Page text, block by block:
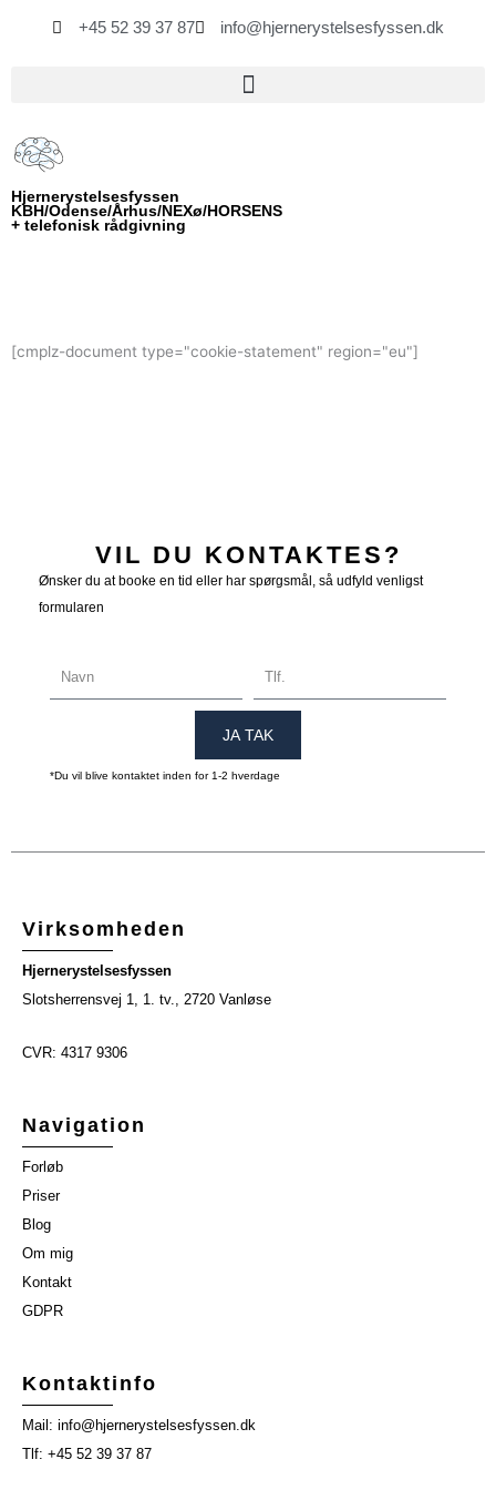
+45 52 39 37 87 info@hjernerystelsesfyssen.dk
Hjernerystelsesfyssen
KBH/Odense/Århus/NEXø/HORSENS
+ telefonisk rådgivning
[cmplz-document type="cookie-statement" region="eu"]
VIL DU KONTAKTES?
Ønsker du at booke en tid eller har spørgsmål, så udfyld venligst
formularen
NAVN TLF.
JA TAK
*Du vil blive kontaktet inden for 1-2 hverdage
Virksomheden
Hjernerystelsesfyssen
Slotsherrensvej 1, 1. tv., 2720 Vanløse
CVR: 4317 9306
Navigation
Forløb
Priser
Blog
Om mig
Kontakt
GDPR
Kontaktinfo
Mail: info@hjernerystelsesfyssen.dk
Tlf: +45 52 39 37 87